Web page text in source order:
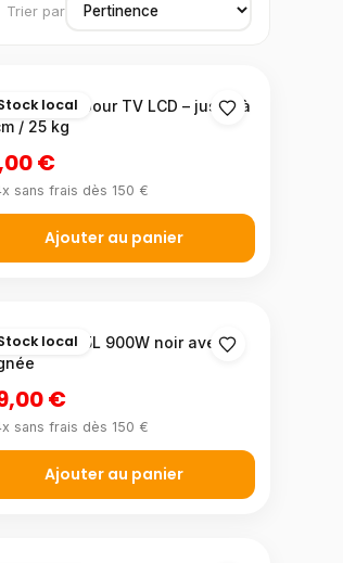
Trier par
local
mural pour TV LCD – jusqu'à
/ 25 kg
€
sans frais dès 150 €
Ajouter au panier
local
ondes 25L 900W noir avec
€
sans frais dès 150 €
Ajouter au panier